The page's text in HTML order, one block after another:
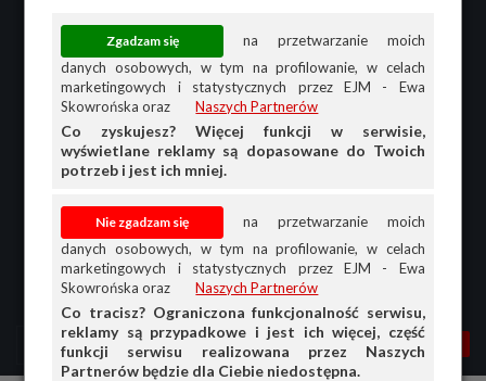
na przetwarzanie moich
danych osobowych, w tym na profilowanie, w celach
marketingowych i statystycznych przez EJM - Ewa
Skowrońska oraz
Naszych Partnerów
Co zyskujesz? Więcej funkcji w serwisie,
wyświetlane reklamy są dopasowane do Twoich
potrzeb i jest ich mniej.
na przetwarzanie moich
danych osobowych, w tym na profilowanie, w celach
marketingowych i statystycznych przez EJM - Ewa
Skowrońska oraz
Naszych Partnerów
Co tracisz? Ograniczona funkcjonalność serwisu,
reklamy są przypadkowe i jest ich więcej, część
funkcji serwisu realizowana przez Naszych
Partnerów będzie dla Ciebie niedostępna.
MENU MOJA AG